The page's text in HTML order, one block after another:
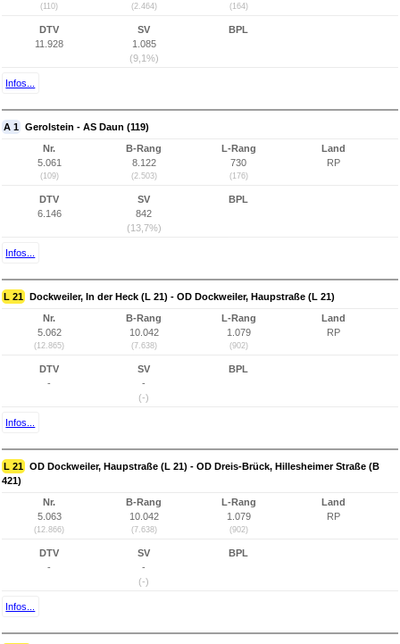
(110) (2.464) (164)
DTV
11.928
SV
1.085
(9,1%)
BPL
Infos...
A 1 Gerolstein - AS Daun (119)
Nr.
5.061
(109)
B-Rang
8.122
(2.503)
L-Rang
730
(176)
Land
RP
DTV
6.146
SV
842
(13,7%)
BPL
Infos...
L 21 Dockweiler, In der Heck (L 21) - OD Dockweiler, Haupstraße (L 21)
Nr.
5.062
(12.865)
B-Rang
10.042
(7.638)
L-Rang
1.079
(902)
Land
RP
DTV
-
SV
-
(-)
BPL
Infos...
L 21 OD Dockweiler, Haupstraße (L 21) - OD Dreis-Brück, Hillesheimer Straße (B
421)
Nr.
5.063
(12.866)
B-Rang
10.042
(7.638)
L-Rang
1.079
(902)
Land
RP
DTV
-
SV
-
(-)
BPL
Infos...